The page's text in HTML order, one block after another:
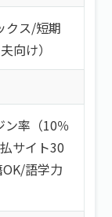
クス/短期
向け）
ン率（10％
サイト30
/語学力